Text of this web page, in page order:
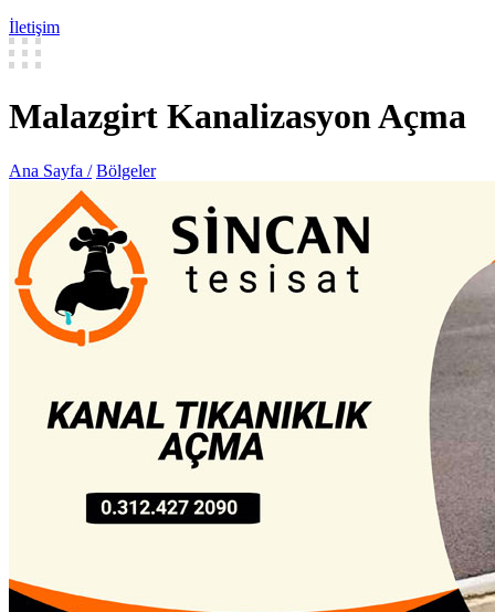
İletişim
Malazgirt Kanalizasyon Açma
Ana Sayfa / Bölgeler